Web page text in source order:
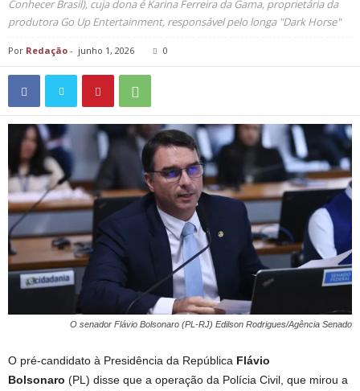
Conhecer Brasil), cuja dona é Karina Ferreira da Gama, proprietária da
produtora Go Up Entertainment, responsável pelo longa "Dark Horse"
Por Redação - junho 1, 2026 0
O senador Flávio Bolsonaro (PL-RJ) Edilson Rodrigues/Agência Senado
O pré-candidato à Presidência da República Flávio
Bolsonaro (PL) disse que a operação da Polícia Civil, que mirou a